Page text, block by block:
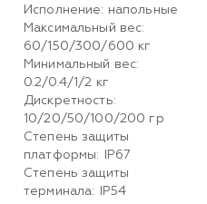
Исполнение: напольные
Максимальный вес:
60/150/300/600 кг
Минимальный вес:
0.2/0.4/1/2 кг
Дискретность:
10/20/50/100/200 гр
Степень защиты
платформы: IP67
Степень защиты
терминала: IP54